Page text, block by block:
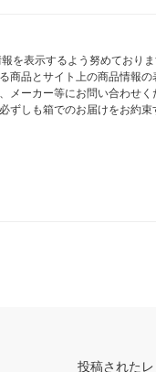
を表示するよう努めており
商品とサイト上の商品情報
メーカー等にお問い合わせく
ずしも箱でのお届けをお約
投稿されたレ